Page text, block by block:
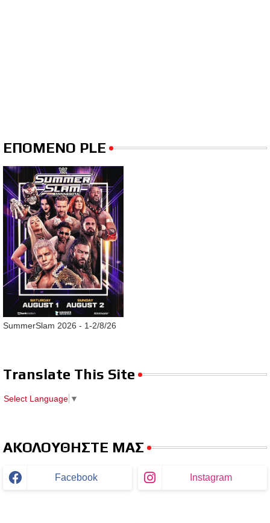
ΕΠΟΜΕΝΟ PLE
SummerSlam 2026 - 1-2/8/26
Translate This Site
Select Language ▼
ΑΚΟΛΟΥΘΗΣΤΕ ΜΑΣ
Facebook Instagram